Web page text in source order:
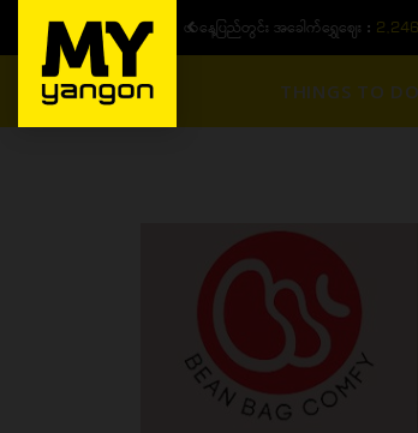
ယနေ့ပြည်တွင်း ၁၅ ပဲရည်ရွှေဈေး :3,770,000 -
THINGS TO DO